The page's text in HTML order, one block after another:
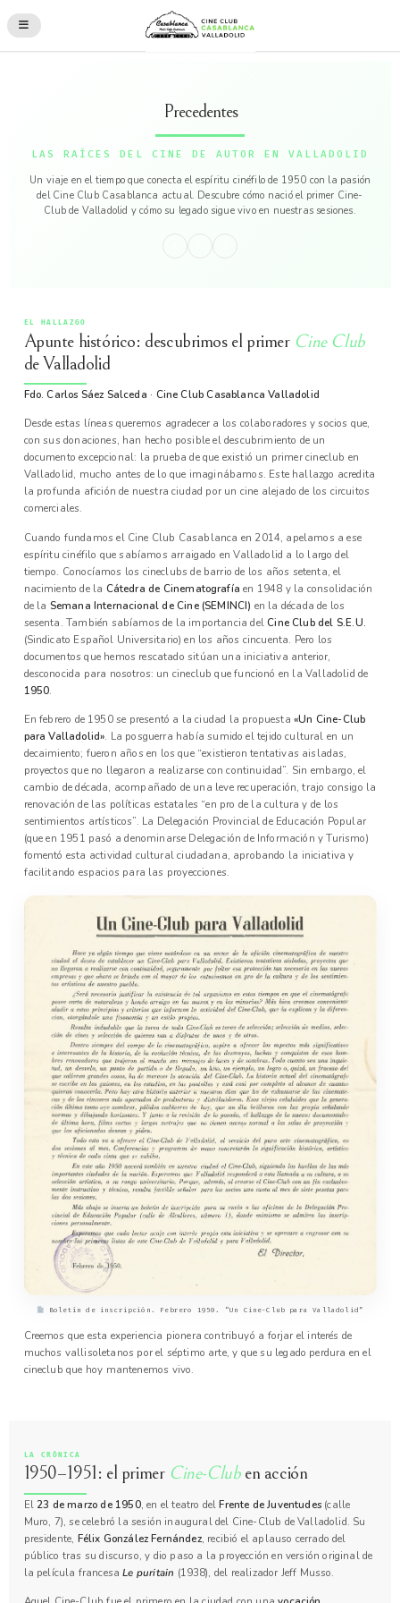
Precedentes
LAS RAÍCES DEL CINE DE AUTOR EN VALLADOLID
Un viaje en el tiempo que conecta el espíritu cinéfilo de 1950 con la pasión
del Cine Club Casablanca actual. Descubre cómo nació el primer Cine-
Club de Valladolid y cómo su legado sigue vivo en nuestras sesiones.
EL HALLAZGO
Apunte histórico: descubrimos el primer Cine Club
de Valladolid
Fdo. Carlos Sáez Salceda · Cine Club Casablanca Valladolid
Desde estas líneas queremos agradecer a los colaboradores y socios que,
con sus donaciones, han hecho posible el descubrimiento de un
documento excepcional: la prueba de que existió un primer cineclub en
Valladolid, mucho antes de lo que imaginábamos. Este hallazgo acredita
la profunda afición de nuestra ciudad por un cine alejado de los circuitos
comerciales.
Cuando fundamos el Cine Club Casablanca en 2014, apelamos a ese
espíritu cinéfilo que sabíamos arraigado en Valladolid a lo largo del
tiempo. Conocíamos los cineclubs de barrio de los años setenta, el
nacimiento de la Cátedra de Cinematografía en 1948 y la consolidación
de la Semana Internacional de Cine (SEMINCI) en la década de los
sesenta. También sabíamos de la importancia delCine Club del S.E.U.
(Sindicato Español Universitario) en los años cincuenta. Pero los
documentos que hemos rescatado sitúan una iniciativa anterior,
desconocida para nosotros: un cineclub que funcionó en la Valladolid de
1950.
En febrero de 1950 se presentó a la ciudad la propuesta «Un Cine-Club
para Valladolid». La posguerra había sumido el tejido cultural en un
decaimiento; fueron años en los que “existieron tentativas aisladas,
proyectos que no llegaron a realizarse con continuidad”. Sin embargo, el
cambio de década, acompañado de una leve recuperación, trajo consigo la
renovación de las políticas estatales “en pro de la cultura y de los
sentimientos artísticos”. La Delegación Provincial de Educación Popular
(que en 1951 pasó a denominarse Delegación de Información y Turismo)
fomentó esta actividad cultural ciudadana, aprobando la iniciativa y
facilitando espacios para las proyecciones.
Boletín de inscripción. Febrero 1950. “Un Cine-Club para Valladolid”
Creemos que esta experiencia pionera contribuyó a forjar el interés de
muchos vallisoletanos por el séptimo arte, y que su legado perdura en el
cineclub que hoy mantenemos vivo.
LA CRÓNICA
1950–1951: el primer Cine-Cluben acción
El 23 de marzo de 1950, en el teatro delFrente de Juventudes(calle
Muro, 7), se celebró la sesión inaugural del Cine-Club de Valladolid. Su
presidente, Félix González Fernández, recibió el aplauso cerrado del
público tras su discurso, y dio paso a la proyección en versión original de
la película francesaLe puritain (1938), del realizador Jeff Musso.